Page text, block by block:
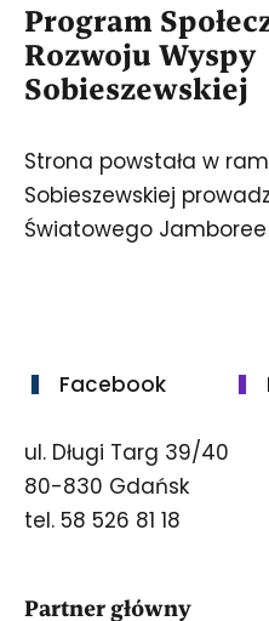
Program
Rozwoju Wyspy
Sobieszewskiej
Strona powstała w
Sobieszewskiej
Światowego
Facebook
ul. Długi Targ 39/40
80-830 Gdańsk
tel. 58 526 81 18
Partner główny